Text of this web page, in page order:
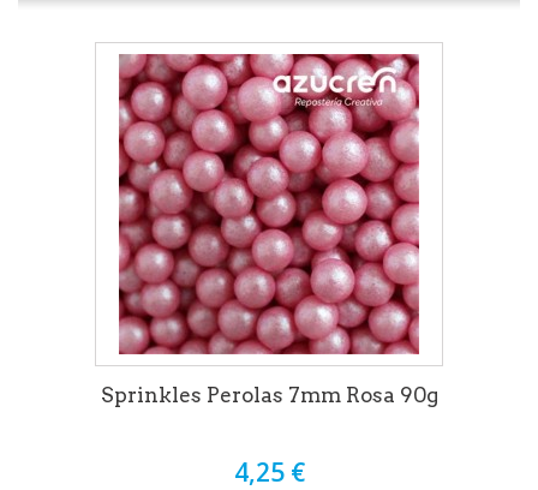
Sprinkles Perolas 7mm Rosa 90g
4,25 €